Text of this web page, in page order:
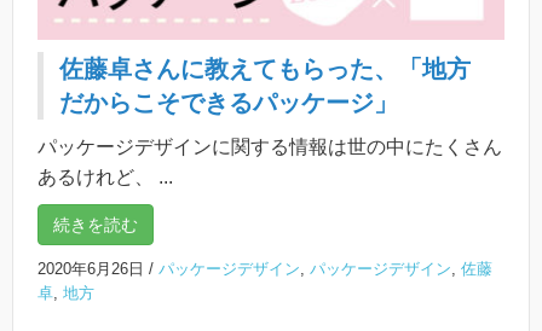
佐藤卓さんに教えてもらった、「地方
だからこそできるパッケージ」
パッケージデザインに関する情報は世の中にたくさん
あるけれど、 ...
続きを読む
2020年6月26日 / パッケージデザイン パッケージデザイン 佐藤
卓 地方